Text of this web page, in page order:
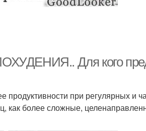
Для кого
при регулярных и
как более сложные,